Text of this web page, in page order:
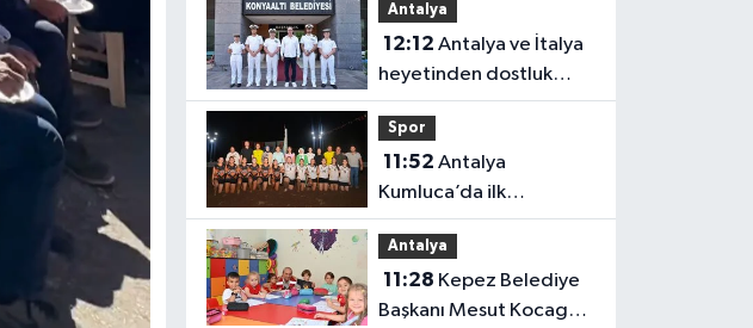
oldu
Antalya
12:12
heyetinden dostluk
mesajı
Spor
11:52
Kumluca’da ilk
karşılaşma
Antalya
11:28
Başkanı Mesut Kocagöz